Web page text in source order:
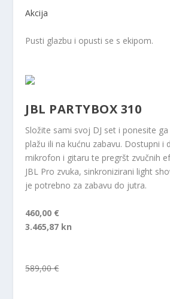
Akcija
Pusti glazbu i opusti se s ekipom.
JBL PARTYBOX 310
Složite sami svoj DJ set i ponesite
plažu ili na kućnu zabavu. Dostupni i
mikrofon i gitaru te pregršt zvučnih
JBL Pro zvuka, sinkronizirani light
je potrebno za zabavu do jutra.
460,00 €
3.465,87 kn
589,00 €